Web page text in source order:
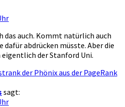
das auch. Kommt natürlich auch
dafür abdrücken müsste. Aber die
eigentlich der Stanford Uni.
der Phönix aus der PageRank
sagt: